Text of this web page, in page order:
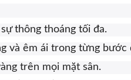
thông thoáng tối đa.
và êm ái trong từng bước
trên mọi mặt sân.